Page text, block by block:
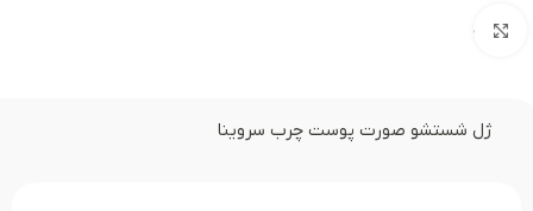
بزرگنمایی تصویر
ژل شستشو صورت پوست چرب سروینا